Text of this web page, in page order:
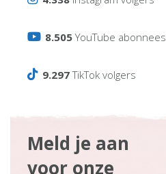
8.505YouTube abonnees
9.297TikTok volgers
Meld je aan
voor onze